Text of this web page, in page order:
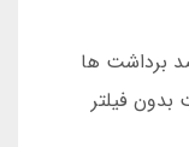
نشان می دهد ۹۸.۷ درصد برداشت ها
بدون فیلتر